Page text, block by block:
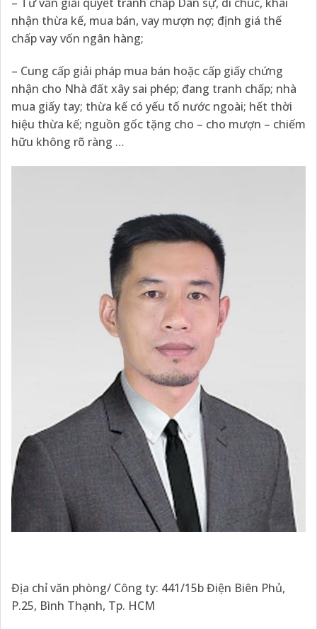
– Tư vấn giải quyết tranh chấp Dân sự, di chúc, khai
nhận thừa kế, mua bán, vay mượn nợ; định giá thế
chấp vay vốn ngân hàng;
– Cung cấp giải pháp mua bán hoặc cấp giấy chứng
nhận cho Nhà đất xây sai phép; đang tranh chấp; nhà
mua giấy tay; thừa kế có yếu tố nước ngoài; hết thời
hiệu thừa kế; nguồn gốc tặng cho – cho mượn – chiếm
hữu không rõ ràng …
Địa chỉ văn phòng/ Công ty: 441/15b Điện Biên Phủ,
P.25, Bình Thạnh, Tp. HCM